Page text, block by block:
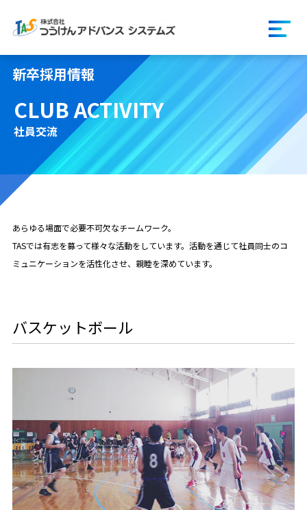
ハンバ
新卒採用情報
CLUB ACTIVITY
社員交流
あらゆる場面で必要不可欠なチームワーク。
TASでは有志を募って様々な活動をしています。活動を通じて社員同士のコ
ミュニケーションを活性化させ、親睦を深めています。
バスケットボール